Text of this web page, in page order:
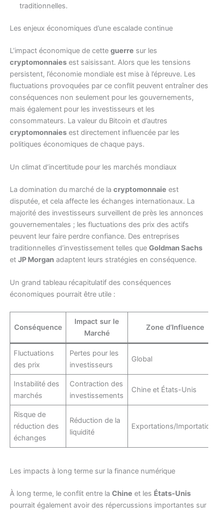
traditionnelles.
Les enjeux économiques d’une escalade continue
L’impact économique de cette guerre sur les
cryptomonnaies est saisissant. Alors que les tensions
persistent, l’économie mondiale est mise à l’épreuve. Les
fluctuations provoquées par ce conflit peuvent entraîner des
conséquences non seulement pour les gouvernements,
mais également pour les investisseurs et les
consommateurs. La valeur du Bitcoin et d’autres
cryptomonnaies est directement influencée par les
politiques économiques de chaque pays.
Un climat d’incertitude pour les marchés mondiaux
La domination du marché de la cryptomonnaie est
disputée, et cela affecte les échanges internationaux. La
majorité des investisseurs surveillent de près les annonces
gouvernementales ; les fluctuations des prix des actifs
peuvent leur faire perdre confiance. Des entreprises
traditionnelles d’investissement telles que Goldman Sachs
et JP Morgan adaptent leurs stratégies en conséquence.
Un grand tableau récapitulatif des conséquences
économiques pourrait être utile :
Conséquence
Impact sur le
Marché
Zone d’Influence
Fluctuations
des prix
Pertes pour les
investisseurs
Global
Instabilité des
marchés
Contraction des
investissements
Chine et États-Unis
Risque de
réduction des
échanges
Réduction de la
liquidité
Exportations/
Les impacts à long terme sur la finance numérique
À long terme, le conflit entre la Chine et les États-Unis
pourrait également avoir des répercussions importantes sur